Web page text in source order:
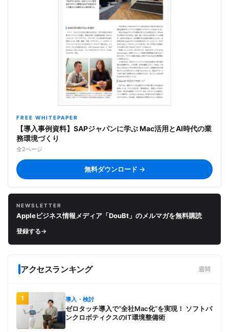
FREE WHITEPAPER
【導入事例資料】SAPジャパンに学ぶ Mac活用とAI時代の業
務環境づくり
全2ページ
無料ダウンロード →
NEWSLETTER
Appleビジネス情報メディア「DouBt」のメルマガを無料購読
登録する→
アクセスランキング 週間
1 導入・検討
ゼロタッチ導入で“全社Mac化”を実現！ ソフトバ
ンクロボティクスのIT環境整備術